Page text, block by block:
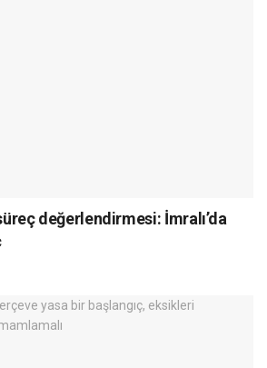
değerlendirmesi: İmralı’da